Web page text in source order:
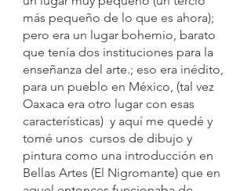
más pequeño de lo que es ahora);
pero era un lugar bohemio, barato
que tenía dos instituciones para la
enseñanza del arte.; eso era inédito,
para un pueblo en México, (tal vez
Oaxaca era otro lugar con esas
características)  y aquí me quedé y
tomé unos  cursos de dibujo y
pintura como una introducción en
Bellas Artes (El Nigromante) que en